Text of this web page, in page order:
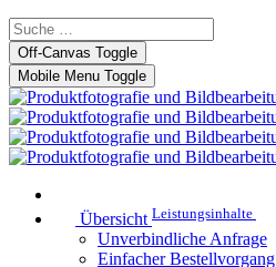
Off-Canvas Toggle
Mobile Menu Toggle
Übersicht Leistungsinhalte
Unverbindliche Anfrage
Einfacher Bestellvorgang